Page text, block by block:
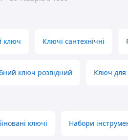
ключ Ключі сантехнічні
ключ розвідний Ключ для
ключі Набори